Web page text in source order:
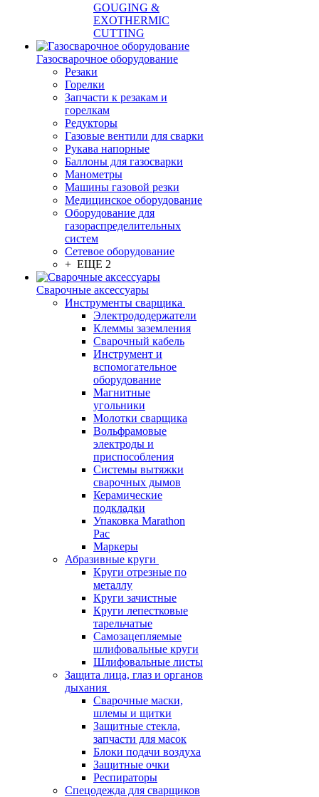
GOUGING &
EXOTHERMIC
CUTTING
Газосварочное оборудование
Резаки
Горелки
Запчасти к резакам и
горелкам
Редукторы
Газовые вентили для сварки
Рукава напорные
Баллоны для газосварки
Манометры
Машины газовой резки
Медицинское оборудование
Оборудование для
газораспределительных
систем
Сетевое оборудование
+ ЕЩЕ 2
Сварочные аксессуары
Инструменты сварщика
Электрододержатели
Клеммы заземления
Сварочный кабель
Инструмент и
вспомогательное
оборудование
Магнитные
угольники
Молотки сварщика
Вольфрамовые
электроды и
приспособления
Системы вытяжки
сварочных дымов
Керамические
подкладки
Упаковка Marathon
Pac
Маркеры
Абразивные круги
Круги отрезные по
металлу
Круги зачистные
Круги лепестковые
тарельчатые
Самозацепляемые
шлифовальные круги
Шлифовальные листы
Защита лица, глаз и органов
дыхания
Сварочные маски,
шлемы и щитки
Защитные стекла,
запчасти для масок
Блоки подачи воздуха
Защитные очки
Респираторы
Спецодежда для сварщиков